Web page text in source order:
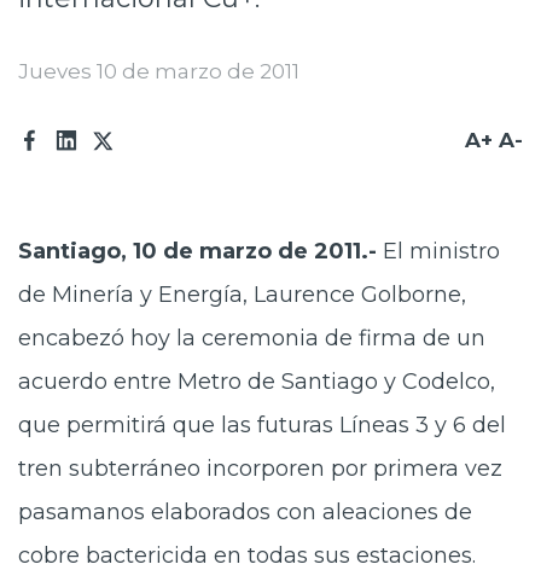
Jueves 10 de marzo de 2011
A+ A-
Santiago, 10 de marzo de 2011.- El ministro
de Minería y Energía, Laurence Golborne,
encabezó hoy la ceremonia de firma de un
acuerdo entre Metro de Santiago y Codelco,
que permitirá que las futuras Líneas 3 y 6 del
tren subterráneo incorporen por primera vez
pasamanos elaborados con aleaciones de
cobre bactericida en todas sus estaciones.